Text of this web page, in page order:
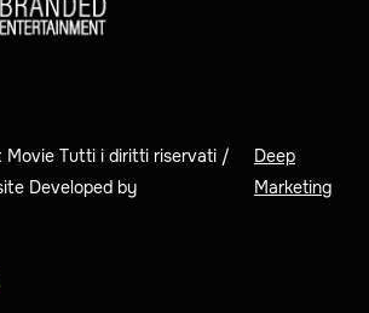
Movie Tutti i diritti riservati /
Developed by
Deep
Marketing